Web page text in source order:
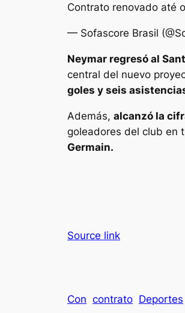
Contrato renovado até
— Sofascore Brasil
Neymar regresó al
central del nuevo
goles y seis
Además, alcanzó la
goleadores del club en
Germain.
Source link
Con contrato Deportes